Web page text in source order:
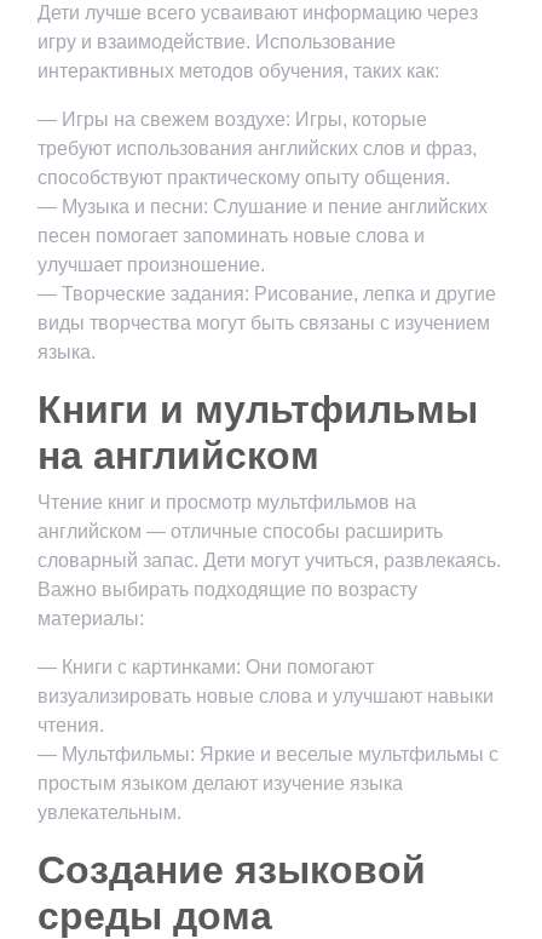
Дети лучше всего усваивают информацию через
игру и взаимодействие. Использование
интерактивных методов обучения, таких как:
— Игры на свежем воздухе: Игры, которые
требуют использования английских слов и фраз,
способствуют практическому опыту общения.
— Музыка и песни: Слушание и пение английских
песен помогает запоминать новые слова и
улучшает произношение.
— Творческие задания: Рисование, лепка и другие
виды творчества могут быть связаны с изучением
языка.
Книги и мультфильмы
на английском
Чтение книг и просмотр мультфильмов на
английском — отличные способы расширить
словарный запас. Дети могут учиться, развлекаясь.
Важно выбирать подходящие по возрасту
материалы:
— Книги с картинками: Они помогают
визуализировать новые слова и улучшают навыки
чтения.
— Мультфильмы: Яркие и веселые мультфильмы с
простым языком делают изучение языка
увлекательным.
Создание языковой
среды дома